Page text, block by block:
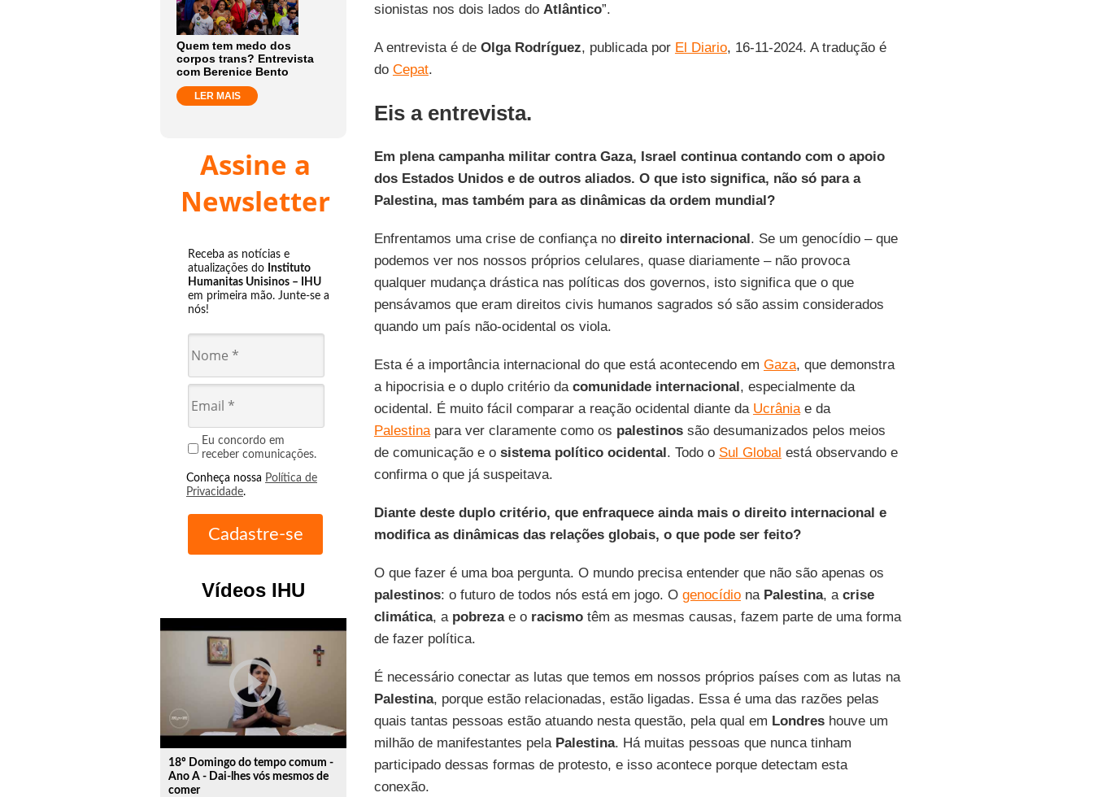
Quem tem medo dos
corpos trans? Entrevista
com Berenice Bento
LER MAIS
Assine a
Newsletter
Receba as notícias e
atualizações do Instituto
Humanitas Unisinos – IHU
em primeira mão. Junte-se a
nós!
Eu concordo em
receber comunicações.
Conheça nossa Política de
Privacidade.
Vídeos IHU
play_circle_outline
18º Domingo do tempo comum -
Ano A - Dai-lhes vós mesmos de
comer
sionistas nos dois lados do Atlântico”.
A entrevista é de Olga Rodríguez, publicada por El Diario, 16-11-2024. A tradução é
do Cepat.
Eis a entrevista.
Em plena campanha militar contra Gaza, Israel continua contando com o apoio
dos Estados Unidos e de outros aliados. O que isto significa, não só para a
Palestina, mas também para as dinâmicas da ordem mundial?
Enfrentamos uma crise de confiança no direito internacional. Se um genocídio – que
podemos ver nos nossos próprios celulares, quase diariamente – não provoca
qualquer mudança drástica nas políticas dos governos, isto significa que o que
pensávamos que eram direitos civis humanos sagrados só são assim considerados
quando um país não-ocidental os viola.
Esta é a importância internacional do que está acontecendo em Gaza, que demonstra
a hipocrisia e o duplo critério da comunidade internacional, especialmente da
ocidental. É muito fácil comparar a reação ocidental diante da Ucrâniae da
Palestinapara ver claramente como os palestinossão desumanizados pelos meios
de comunicação e o sistema político ocidental. Todo o Sul Global está observando e
confirma o que já suspeitava.
Diante deste duplo critério, que enfraquece ainda mais o direito internacional e
modifica as dinâmicas das relações globais, o que pode ser feito?
O que fazer é uma boa pergunta. O mundo precisa entender que não são apenas os
palestinos: o futuro de todos nós está em jogo. O genocídiona Palestina, a crise
climática, a pobrezae o racismotêm as mesmas causas, fazem parte de uma forma
de fazer política.
É necessário conectar as lutas que temos em nossos próprios países com as lutas na
Palestina, porque estão relacionadas, estão ligadas. Essa é uma das razões pelas
quais tantas pessoas estão atuando nesta questão, pela qual em Londreshouve um
milhão de manifestantes pela Palestina. Há muitas pessoas que nunca tinham
participado dessas formas de protesto, e isso acontece porque detectam esta
conexão.